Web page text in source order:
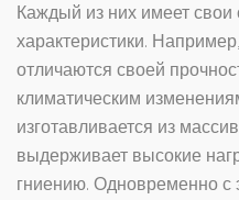
Каждый из них имеет свои
характеристики. Например,
отличаются своей
климатическим
изготавливается из
выдерживает высокие
гниению. Одновременно с